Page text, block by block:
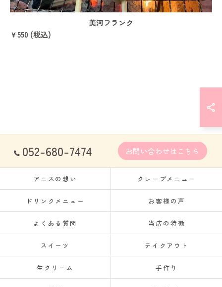
美河フランク
￥550 (税込)
052-680-7474 お問い合わせはこちら
アニスの想い クレープメニュー
ドリンクメニュー お客様の声
よくある質問 当店の特徴
スイーツ テイクアウト
生クリーム 手作り